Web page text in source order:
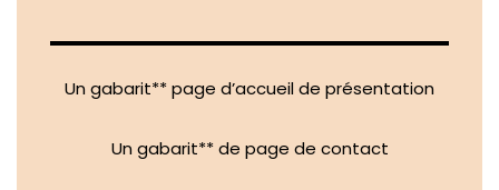
Un gabarit** page d’accueil de présentation
Un gabarit** de page de contact